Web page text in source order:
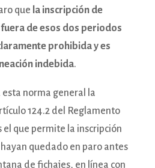
que la inscripción de
de esos dos periodos
prohibida y es
indebida.
norma general la
124.2 del Reglamento
el que permite la inscripción
quedado en paro antes
de fichajes, en línea con